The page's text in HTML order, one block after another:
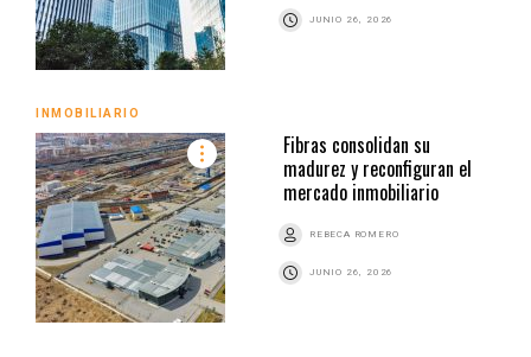
JUNIO 26, 2026
INMOBILIARIO
Fibras consolidan su
madurez y reconfiguran el
mercado inmobiliario
REBECA ROMERO
JUNIO 26, 2026